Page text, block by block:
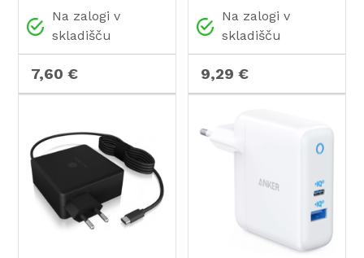
Na zalogi v
skladišču
7,60 €
Na zalogi v
skladišču
9,29 €